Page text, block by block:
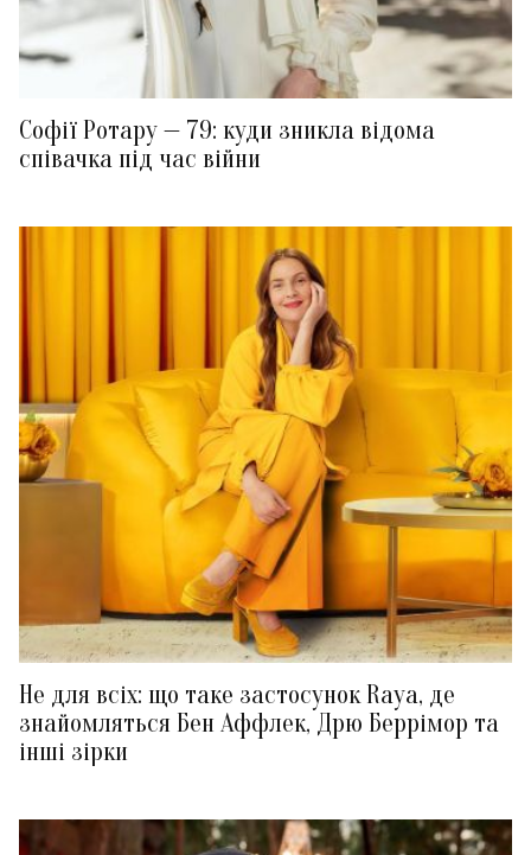
Софії Ротару — 79: куди зникла відома
співачка під час війни
Не для всіх: що таке застосунок Raya, де
знайомляться Бен Аффлек, Дрю Беррімор та
інші зірки